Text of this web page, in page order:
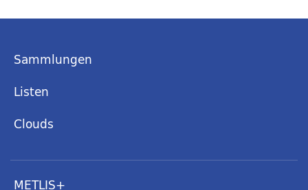
Sammlungen
Listen
Clouds
METLIS+